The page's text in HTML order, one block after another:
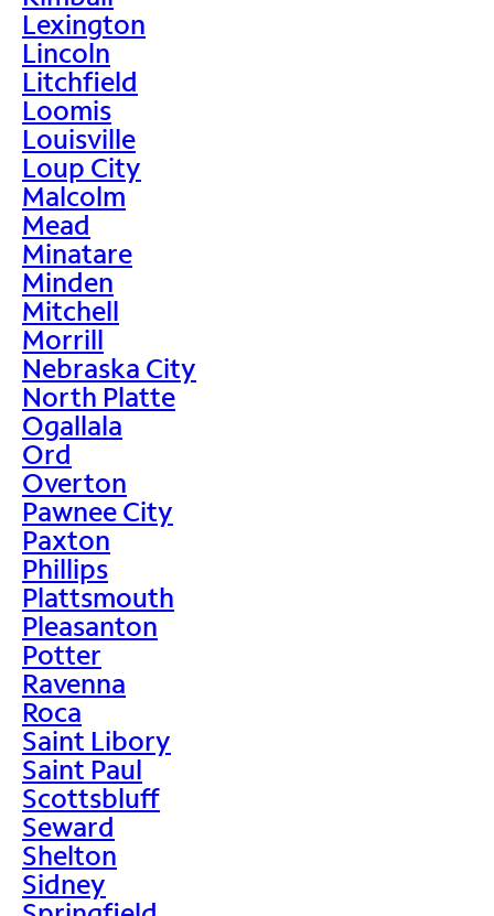
Lexington
Lincoln
Litchfield
Loomis
Louisville
Loup City
Malcolm
Mead
Minatare
Minden
Mitchell
Morrill
Nebraska City
North Platte
Ogallala
Ord
Overton
Pawnee City
Paxton
Phillips
Plattsmouth
Pleasanton
Potter
Ravenna
Roca
Saint Libory
Saint Paul
Scottsbluff
Seward
Shelton
Sidney